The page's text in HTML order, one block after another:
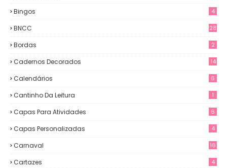
Bingos 4
BNCC 28
Bordas 2
Cadernos Decorados 14
Calendários 6
Cantinho Da Leitura 1
Capas Para Atividades 6
Capas Personalizadas 4
Carnaval 16
Cartazes 4